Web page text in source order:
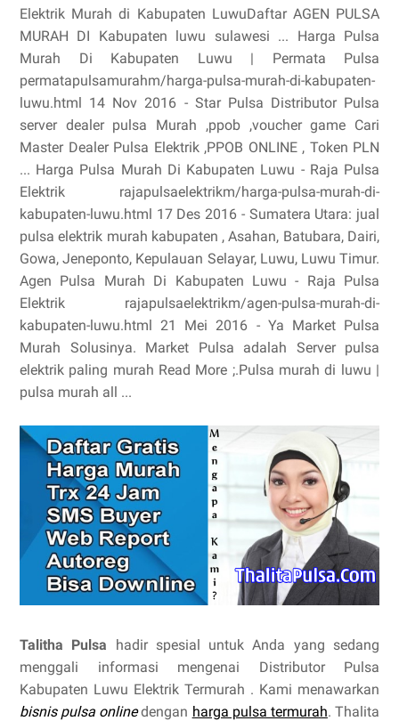
Elektrik Murah di Kabupaten LuwuDaftar AGEN PULSA
MURAH DI Kabupaten luwu sulawesi ... Harga Pulsa
Murah Di Kabupaten Luwu | Permata Pulsa
permatapulsamurahm/harga-pulsa-murah-di-kabupaten-
luwu.html 14 Nov 2016 - Star Pulsa Distributor Pulsa
server dealer pulsa Murah ,ppob ,voucher game Cari
Master Dealer Pulsa Elektrik ,PPOB ONLINE , Token PLN
... Harga Pulsa Murah Di Kabupaten Luwu - Raja Pulsa
Elektrik rajapulsaelektrikm/harga-pulsa-murah-di-
kabupaten-luwu.html 17 Des 2016 - Sumatera Utara: jual
pulsa elektrik murah kabupaten , Asahan, Batubara, Dairi,
Gowa, Jeneponto, Kepulauan Selayar, Luwu, Luwu Timur.
Agen Pulsa Murah Di Kabupaten Luwu - Raja Pulsa
Elektrik rajapulsaelektrikm/agen-pulsa-murah-di-
kabupaten-luwu.html 21 Mei 2016 - Ya Market Pulsa
Murah Solusinya. Market Pulsa adalah Server pulsa
elektrik paling murah Read More ;.Pulsa murah di luwu |
pulsa murah all ...
Talitha Pulsa hadir spesial untuk Anda yang sedang
menggali informasi mengenai Distributor Pulsa
Kabupaten Luwu Elektrik Termurah . Kami menawarkan
bisnis pulsa onlinedengan harga pulsa termurah. Thalita